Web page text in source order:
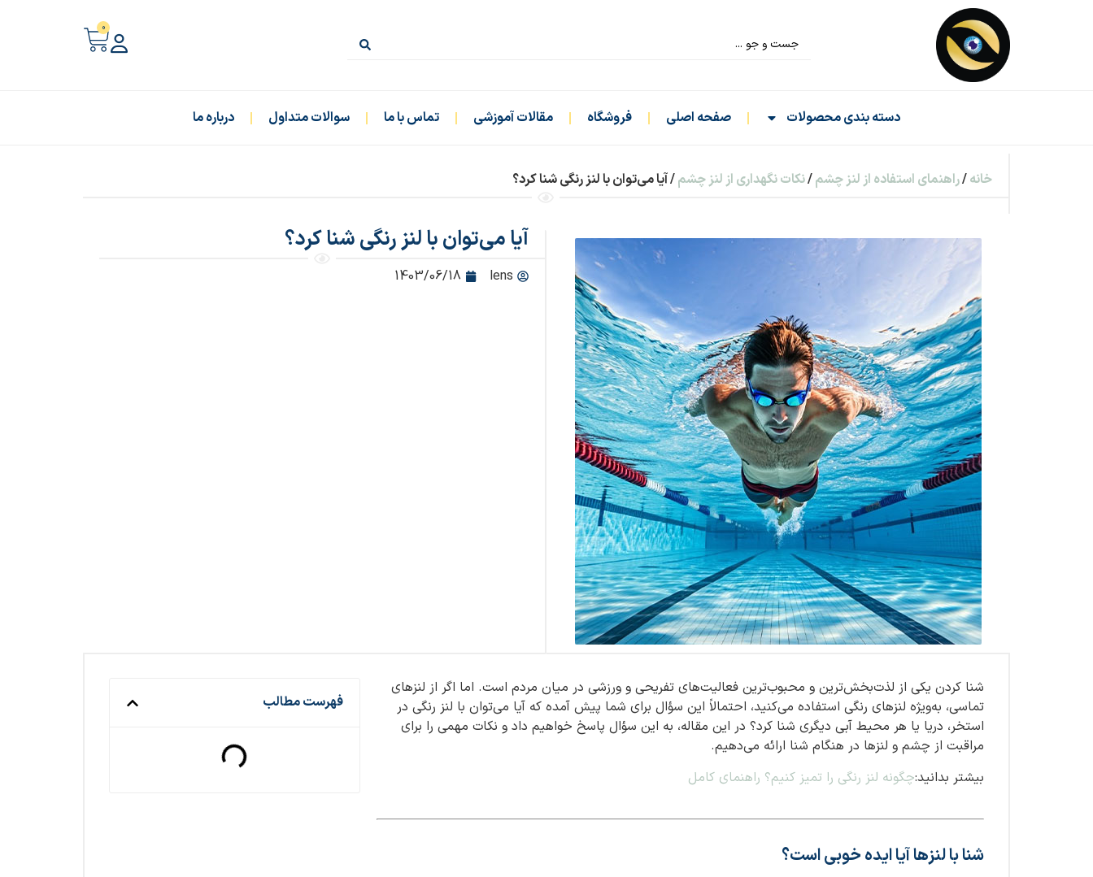
0
دسته بندی محصولات صفحه اصلی فروشگاه مقالات آموزشی تماس با ما سوالات متداول درباره ما
خانه/راهنمای استفاده از لنز چشم/نکات نگهداری از لنز چشم/ آیا می‌توان با لنز رنگی شنا کرد؟
آیا می‌توان با لنز رنگی شنا کرد؟
lens
1403/06/18
شنا کردن یکی از لذت‌بخش‌ترین و محبوب‌ترین فعالیت‌های تفریحی و ورزشی در میان مردم است. اما اگر از لنزهای
تماسی، به‌ویژه لنزهای رنگی استفاده می‌کنید، احتمالاً این سؤال برای شما پیش آمده که آیا می‌توان با لنز رنگی در
استخر، دریا یا هر محیط آبی دیگری شنا کرد؟ در این مقاله، به این سؤال پاسخ خواهیم داد و نکات مهمی را برای
مراقبت از چشم و لنزها در هنگام شنا ارائه می‌دهیم.
بیشتر بدانید:چگونه لنز رنگی را تمیز کنیم؟ راهنمای کامل
شنا با لنزها آیا ایده خوبی است؟
فهرست مطالب